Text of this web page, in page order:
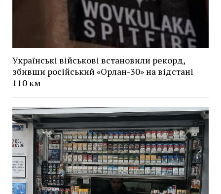
Українські військові встановили рекорд,
збивши російський «Орлан-30» на відстані
110 км